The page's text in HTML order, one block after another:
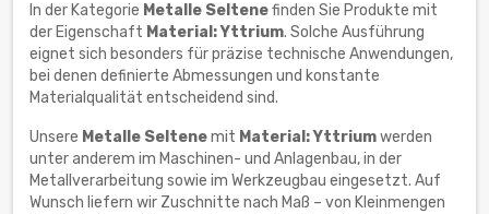
In der Kategorie Metalle Seltenefinden Sie Produkte mit
der Eigenschaft Material: Yttrium. Solche Ausführung
eignet sich besonders für präzise technische Anwendungen,
bei denen definierte Abmessungen und konstante
Materialqualität entscheidend sind.
Unsere Metalle Seltenemit Material: Yttriumwerden
unter anderem im Maschinen- und Anlagenbau, in der
Metallverarbeitung sowie im Werkzeugbau eingesetzt. Auf
Wunsch liefern wir Zuschnitte nach Maß – von Kleinmengen